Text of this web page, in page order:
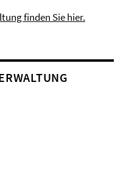
finden Sie hier.